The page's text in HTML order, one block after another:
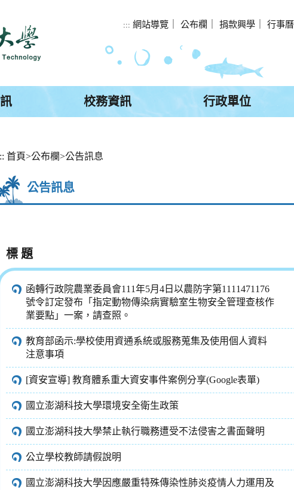
::: 網站導覽 公布欄 捐款興學 行事曆
校務資訊 行政單位
首頁>公布欄>公告訊息
公告訊息
標 題
函轉行政院農業委員會111年5月4日以農防字第1111471176
號令訂定發布「指定動物傳染病實驗室生物安全管理查核作
業要點」一案，請查照。
教育部函示:學校使用資通系統或服務蒐集及使用個人資料
注意事項
[資安宣導] 教育體系重大資安事件案例分享(Google表單)
國立澎湖科技大學環境安全衛生政策
國立澎湖科技大學禁止執行職務遭受不法侵害之書面聲明
公立學校教師請假說明
國立澎湖科技大學因應嚴重特殊傳染性肺炎疫情人力運用及